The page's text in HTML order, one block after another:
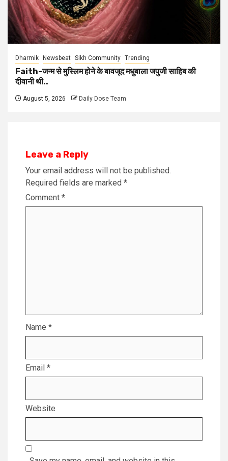
Dharmik Newsbeat Sikh Community Trending
Faith-जन्म से मुस्लिम होने के बावजूद मधुबाला जपुजी साहिब की
दीवानी थी..
August 5, 2026 Daily Dose Team
Leave a Reply
Your email address will not be published.
Required fields are marked *
Comment *
Name *
Email *
Website